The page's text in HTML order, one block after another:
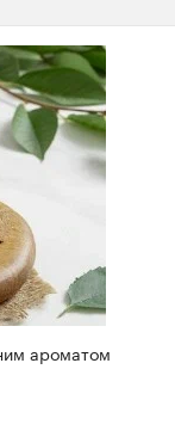
ароматом